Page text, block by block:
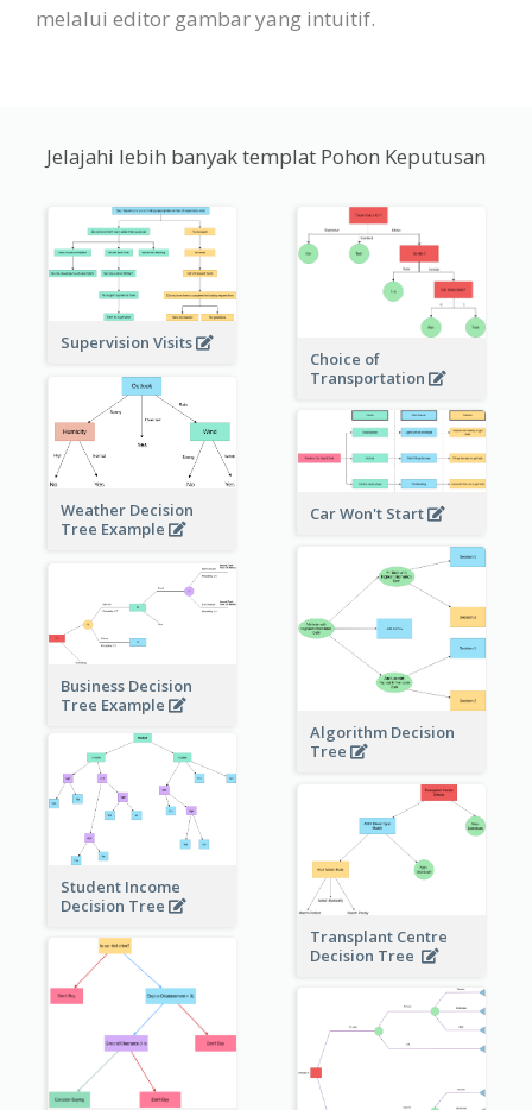
melalui editor gambar yang intuitif.
Jelajahi lebih banyak templat Pohon Keputusan
Supervision Visits
Choice of
Transportation
Weather Decision
Tree Example
Car Won't Start
Algorithm Decision
Tree
Business Decision
Tree Example
Student Income
Decision Tree
Transplant Centre
Decision Tree